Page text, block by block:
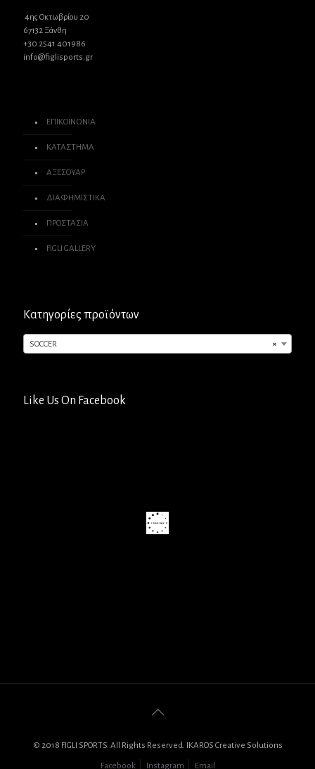
4ης Οκτωβρίου 20
67132 Ξάνθη
+30 2541 401986
info@figlisports.gr
ΕΠΙΚΟΙΝΩΝΙΑ
ΚΑΤΑΣΤΗΜΑ
ΑΞΕΣΟΥΑΡ
ΔΙΑΦΗΜΙΣΤΙΚΑ
ΠΡΟΣΤΑΣΙΑ
FIGLI GALLERY
Κατηγορίες προϊόντων
×
SOCCER
Like Us On Facebook
© 2018 FIGLI SPORTS. All Rights Reserved. IKAROS Creative Solutions
Facebook Instagram Email